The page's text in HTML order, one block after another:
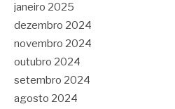
janeiro 2025
dezembro 2024
novembro 2024
outubro 2024
setembro 2024
agosto 2024